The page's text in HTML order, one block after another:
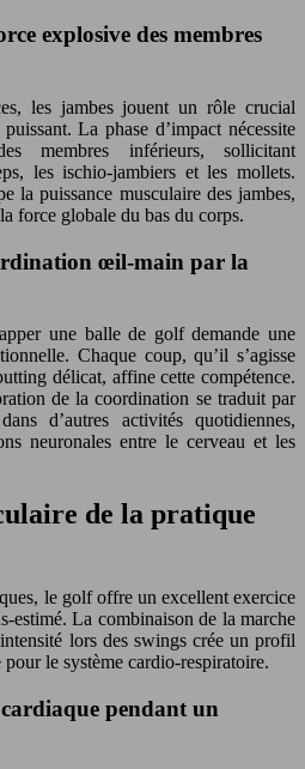
explosive des membres
les jambes jouent un rôle crucial
La phase d’impact nécessite
membres inférieurs, sollicitant
les ischio-jambiers et les mollets.
la puissance musculaire des jambes,
force globale du bas du corps.
œil-main par la
une balle de golf demande une
Chaque coup, qu’il s’agisse
délicat, affine cette compétence.
de la coordination se traduit par
d’autres activités quotidiennes,
neuronales entre le cerveau et les
de la pratique
le golf offre un excellent exercice
estimé. La combinaison de la marche
lors des swings crée un profil
le système cardio-respiratoire.
pendant un